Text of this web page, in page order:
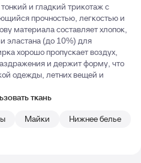
и гладкий трикотаж с
прочностью, легкостью и
материала составляет хлопок,
эластана (до 10%) для
хорошо пропускает воздух,
и держит форму, что
одежды, летних вещей и
ткань
Майки
Нижнее белье